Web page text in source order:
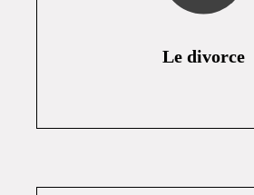
Le divorce